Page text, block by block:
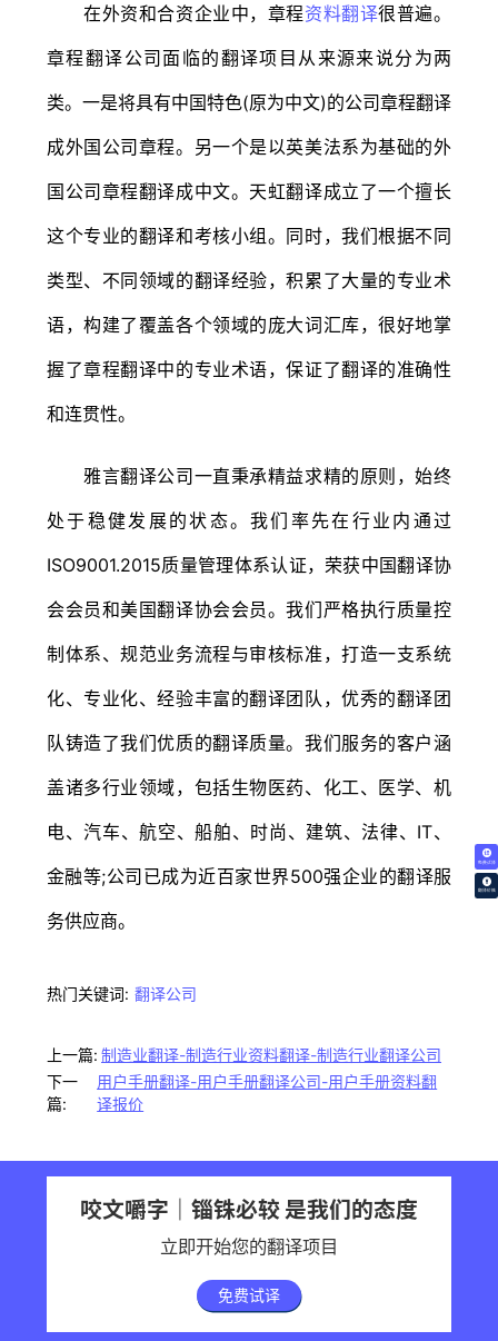
免费试译
翻译价格
在外资和合资企业中，章程资料翻译很普遍。
章程翻译公司面临的翻译项目从来源来说分为两
类。一是将具有中国特色(原为中文)的公司章程翻译
成外国公司章程。另一个是以英美法系为基础的外
国公司章程翻译成中文。天虹翻译成立了一个擅长
这个专业的翻译和考核小组。同时，我们根据不同
类型、不同领域的翻译经验，积累了大量的专业术
语，构建了覆盖各个领域的庞大词汇库，很好地掌
握了章程翻译中的专业术语，保证了翻译的准确性
和连贯性。
雅言翻译公司一直秉承精益求精的原则，始终
处于稳健发展的状态。我们率先在行业内通过
ISO9001.2015质量管理体系认证，荣获中国翻译协
会会员和美国翻译协会会员。我们严格执行质量控
制体系、规范业务流程与审核标准，打造一支系统
化、专业化、经验丰富的翻译团队，优秀的翻译团
队铸造了我们优质的翻译质量。我们服务的客户涵
盖诸多行业领域，包括生物医药、化工、医学、机
电、汽车、航空、船舶、时尚、建筑、法律、IT、
金融等;公司已成为近百家世界500强企业的翻译服
务供应商。
热门关键词: 翻译公司
上一篇: 制造业翻译-制造行业资料翻译-制造行业翻译公司
下一
篇:
用户手册翻译-用户手册翻译公司-用户手册资料翻
译报价
咬文嚼字｜锱铢必较 是我们的态度
立即开始您的翻译项目
免费试译